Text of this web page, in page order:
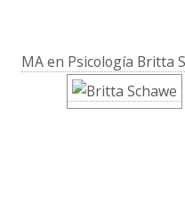
MA en Psicología Britta